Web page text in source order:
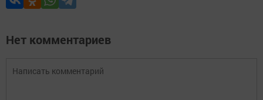
Нет комментариев